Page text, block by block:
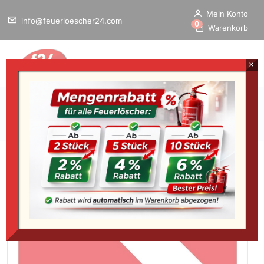
info@feuerloescher24.com
Mein Konto
Warenkorb
0
Startseite»Brandschutzschild “Richtungsangabe,
links/rechts”, BGV A8 F01
×